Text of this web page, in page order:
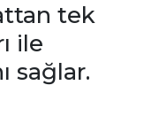
tek
ile
sağlar.